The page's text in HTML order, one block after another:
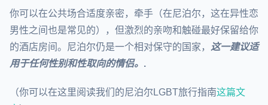
你可以在公共场合适度亲密，牵手（在尼泊尔，这在异性恋
男性之间也是常见的），但激烈的亲吻和触碰最好保留给你
的酒店房间。尼泊尔仍是一个相对保守的国家， 这一建议适
用于任何性别和性取向的情侣。 .
（你可以在这里阅读我们的尼泊尔LGBT旅行指南这篇文